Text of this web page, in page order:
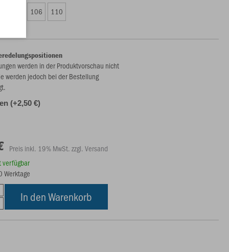
106 110
werden in der Produktvorschau nicht
werden jedoch bei der Bestellung
(+2,50 €)
Preis inkl. 19% MwSt. zzgl. Versand
verfügbar
Werktage
In den Warenkorb